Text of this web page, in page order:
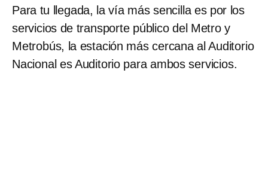
Para tu llegada, la vía más sencilla es por los
servicios de transporte público del Metro y
Metrobús, la estación más cercana al Auditorio
Nacional es Auditorio para ambos servicios.